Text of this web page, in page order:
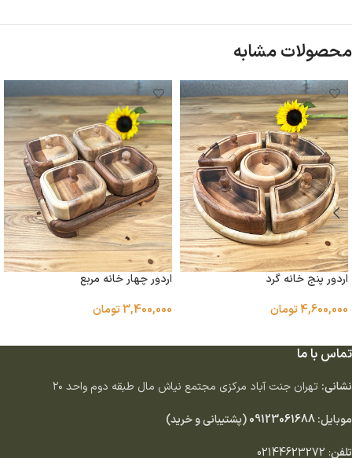
محصولات مشابه
اردور پنج خانه گرد
4,600,000تومان
اردور چهار خانه مربع
3,400,000تومان
تماس با ما
نشانی: تهران جنت آباد مركزى مجتمع نياش مال طبقه دوم واحد ٢٠
موبایل:09123061688(پشتیبانی و خرید)
تلفن:
02144623272